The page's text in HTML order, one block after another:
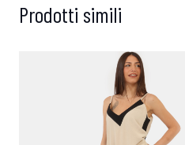
Prodotti simili